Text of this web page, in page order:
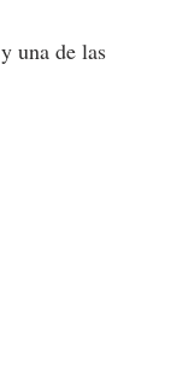
una de las